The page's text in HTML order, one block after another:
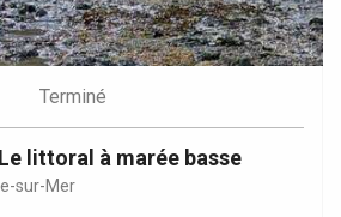
Terminé
littoral à marée basse
sur-Mer